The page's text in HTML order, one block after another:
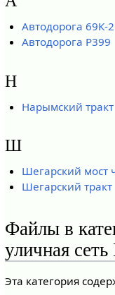
Автодорога 69К-2
Автодорога Р399
Н
Нарымский тракт
Ш
Шегарский мост
Шегарский тракт
Файлы в
уличная
Эта категория